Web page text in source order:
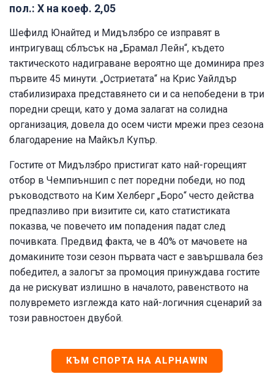
пол.: Х на коеф. 2,05
Шефилд Юнайтед и Мидълзбро се изправят в
интригуващ сблъсък на „Брамал Лейн“, където
тактическото надиграване вероятно ще доминира през
първите 45 минути. „Остриетата“ на Крис Уайлдър
стабилизираха представянето си и са непобедени в три
поредни срещи, като у дома залагат на солидна
организация, довела до осем чисти мрежи през сезона
благодарение на Майкъл Купър.
Гостите от Мидълзбро пристигат като най-горещият
отбор в Чемпиъншип с пет поредни победи, но под
ръководството на Ким Хелберг „Боро“ често действа
предпазливо при визитите си, като статистиката
показва, че повечето им попадения падат след
почивката. Предвид факта, че в 40% от мачовете на
домакините този сезон първата част е завършвала без
победител, а залогът за промоция принуждава гостите
да не рискуват излишно в началото, равенството на
полувремето изглежда като най-логичния сценарий за
този равностоен двубой.
КЪМ СПОРТА НА ALPHAWIN